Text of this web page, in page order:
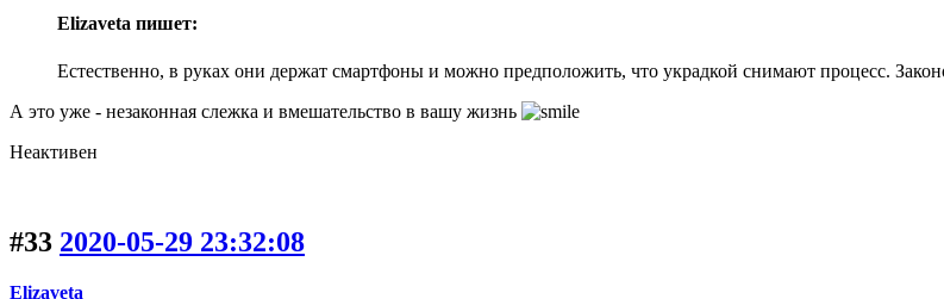
Elizaveta пишет:
Естественно, в руках они держат смартфоны и можно предположить, что украдкой снимают процесс.
А это уже - незаконная слежка и вмешательство в вашу жизнь
Неактивен
#33 2020-05-29 23:32:08
Elizaveta